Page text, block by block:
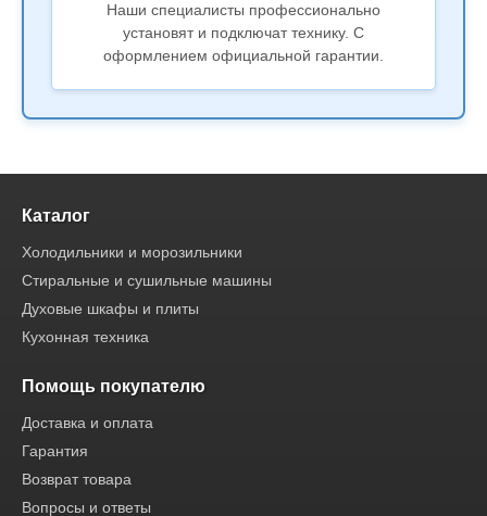
Наши специалисты профессионально
установят и подключат технику. С
оформлением официальной гарантии.
Каталог
Холодильники и морозильники
Стиральные и сушильные машины
Духовые шкафы и плиты
Кухонная техника
Помощь покупателю
Доставка и оплата
Гарантия
Возврат товара
Вопросы и ответы